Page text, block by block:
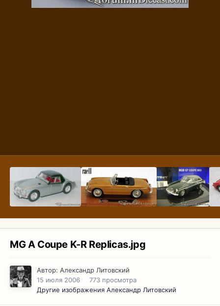
MG A Coupe K-R Replicas.jpg
Автор: Александр Литовский
15 июля 2006
773 просмотра
Другие изображения Александр Литовский